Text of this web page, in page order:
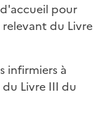
pour
du Livre
infirmiers à
du Livre III du